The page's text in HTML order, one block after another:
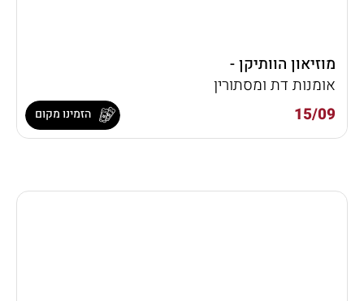
15/09
מוזיאון הוותיקן -
אומנות דת ומסתורין
הזמינו מקום